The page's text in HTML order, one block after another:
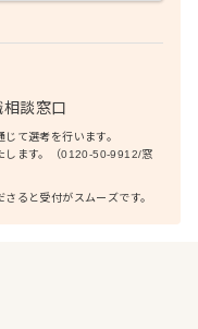
相談窓口
て選考を行います。
します。（0120-50-9912/窓
ると受付がスムーズです。